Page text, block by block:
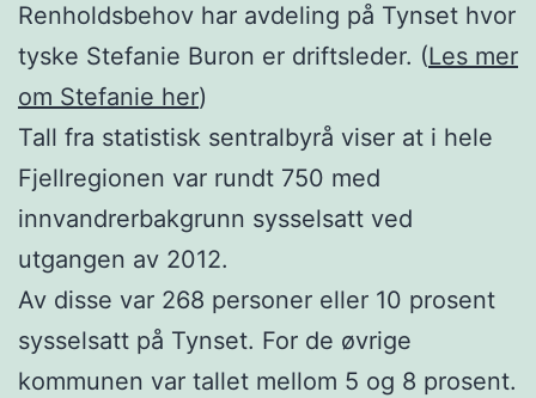
Renholdsbehov har avdeling på Tynset hvor
tyske Stefanie Buron er driftsleder. (Les mer
om Stefanie her)
Tall fra statistisk sentralbyrå viser at i hele
Fjellregionen var rundt 750 med
innvandrerbakgrunn sysselsatt ved
utgangen av 2012.
Av disse var 268 personer eller 10 prosent
sysselsatt på Tynset. For de øvrige
kommunen var tallet mellom 5 og 8 prosent.